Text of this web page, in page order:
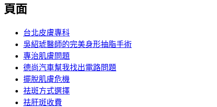
覽
頁面
台北皮膚專科
吳紹琥醫師的完美身形抽脂手術
專治肌膚問題
德尚汽車幫我找出電路問題
擺脫肌膚危機
祛斑方式選擇
祛肝斑收費